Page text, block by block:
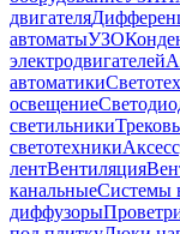
двигателя
автоматыУЗО
электродвигателей
автоматики
освещение
светильники
светотехники
лентВентиляция
канальныеСистемы
диффузоры